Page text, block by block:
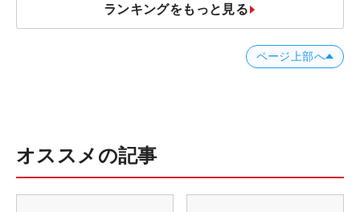
ランキングをもっと見る
ページ上部へ
オススメの記事